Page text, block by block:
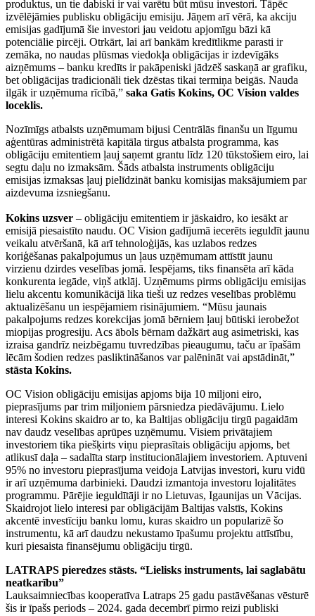
produktus, un tie dabiski ir vai varētu būt mūsu investori. Tāpēc
izvēlējāmies publisku obligāciju emisiju. Jāņem arī vērā, ka akciju
emisijas gadījumā šie investori jau veidotu apjomīgu bāzi kā
potenciālie pircēji. Otrkārt, lai arī bankām kredītlikme parasti ir
zemāka, no naudas plūsmas viedokļa obligācijas ir izdevīgāks
aizņēmums – banku kredīts ir pakāpeniski jādzēš saskaņā ar grafiku,
bet obligācijas tradicionāli tiek dzēstas tikai termiņa beigās. Nauda
ilgāk ir uzņēmuma rīcībā,” saka Gatis Kokins, OC Vision valdes
loceklis.
Nozīmīgs atbalsts uzņēmumam bijusi Centrālās finanšu un līgumu
aģentūras administrētā kapitāla tirgus atbalsta programma, kas
obligāciju emitentiem ļauj saņemt grantu līdz 120 tūkstošiem eiro, lai
segtu daļu no izmaksām. Šāds atbalsta instruments obligāciju
emisijas izmaksas ļauj pielīdzināt banku komisijas maksājumiem par
aizdevuma izsniegšanu.
Kokins uzsver – obligāciju emitentiem ir jāskaidro, ko iesākt ar
emisijā piesaistīto naudu. OC Vision gadījumā iecerēts ieguldīt jaunu
veikalu atvēršanā, kā arī tehnoloģijās, kas uzlabos redzes
koriģēšanas pakalpojumus un ļaus uzņēmumam attīstīt jaunu
virzienu dzirdes veselības jomā. Iespējams, tiks finansēta arī kāda
konkurenta iegāde, viņš atklāj. Uzņēmums pirms obligāciju emisijas
lielu akcentu komunikācijā lika tieši uz redzes veselības problēmu
aktualizēšanu un iespējamiem risinājumiem. “Mūsu jaunais
pakalpojums redzes korekcijas jomā bērniem ļauj būtiski ierobežot
miopijas progresiju. Acs ābols bērnam dažkārt aug asimetriski, kas
izraisa gandrīz neizbēgamu tuvredzības pieaugumu, taču ar īpašām
lēcām šodien redzes pasliktināšanos var palēnināt vai apstādināt,”
stāsta Kokins.
OC Vision obligāciju emisijas apjoms bija 10 miljoni eiro,
pieprasījums par trim miljoniem pārsniedza piedāvājumu. Lielo
interesi Kokins skaidro ar to, ka Baltijas obligāciju tirgū pagaidām
nav daudz veselības aprūpes uzņēmumu. Visiem privātajiem
investoriem tika piešķirts viņu pieprasītais obligāciju apjoms, bet
atlikusī daļa – sadalīta starp institucionālajiem investoriem. Aptuveni
95% no investoru pieprasījuma veidoja Latvijas investori, kuru vidū
ir arī uzņēmuma darbinieki. Daudzi izmantoja investoru lojalitātes
programmu. Pārējie ieguldītāji ir no Lietuvas, Igaunijas un Vācijas.
Skaidrojot lielo interesi par obligācijām Baltijas valstīs, Kokins
akcentē investīciju banku lomu, kuras skaidro un popularizē šo
instrumentu, kā arī daudzu nekustamo īpašumu projektu attīstību,
kuri piesaista finansējumu obligāciju tirgū.
LATRAPS pieredzes stāsts. “Lielisks instruments, lai saglabātu
neatkarību”
Lauksaimniecības kooperatīva Latraps 25 gadu pastāvēšanas vēsturē
šis ir īpašs periods – 2024. gada decembrī pirmo reizi publiski